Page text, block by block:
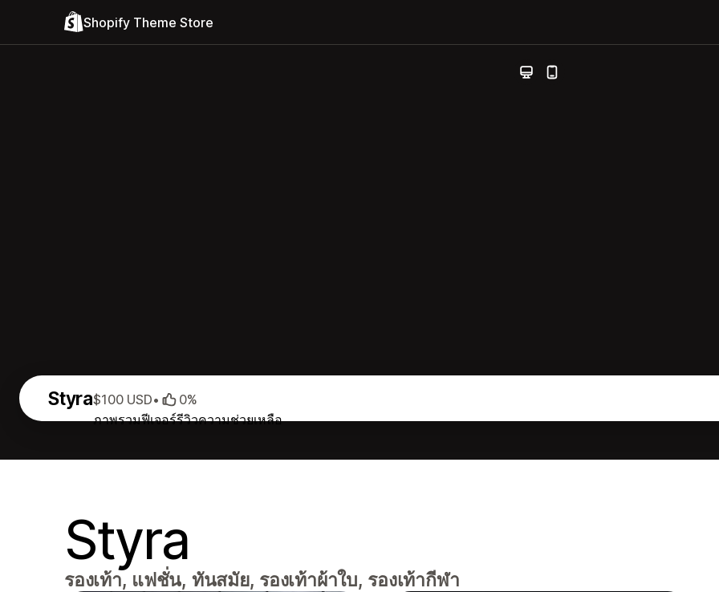
Shopify Theme Store
Styra
ภาพรวมฟีเจอร์รีวิวความช่วยเหลือ
$100 USD• 0%
Styra
รองเท้า, แฟชั่น, ทันสมัย, รองเท้าผ้าใบ, รองเท้ากีฬา